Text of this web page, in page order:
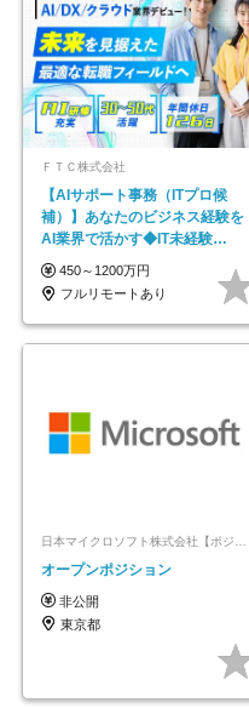
ＦＴＣ株式会社
【AIサポート事務（ITプロ候
補）】あなたのビジネス経験を
AI業界で活かす◆IT未経験
OK◆目指せるコンサル
450～1200万円
フルリモートあり
オープンポジション
非公開
東京都